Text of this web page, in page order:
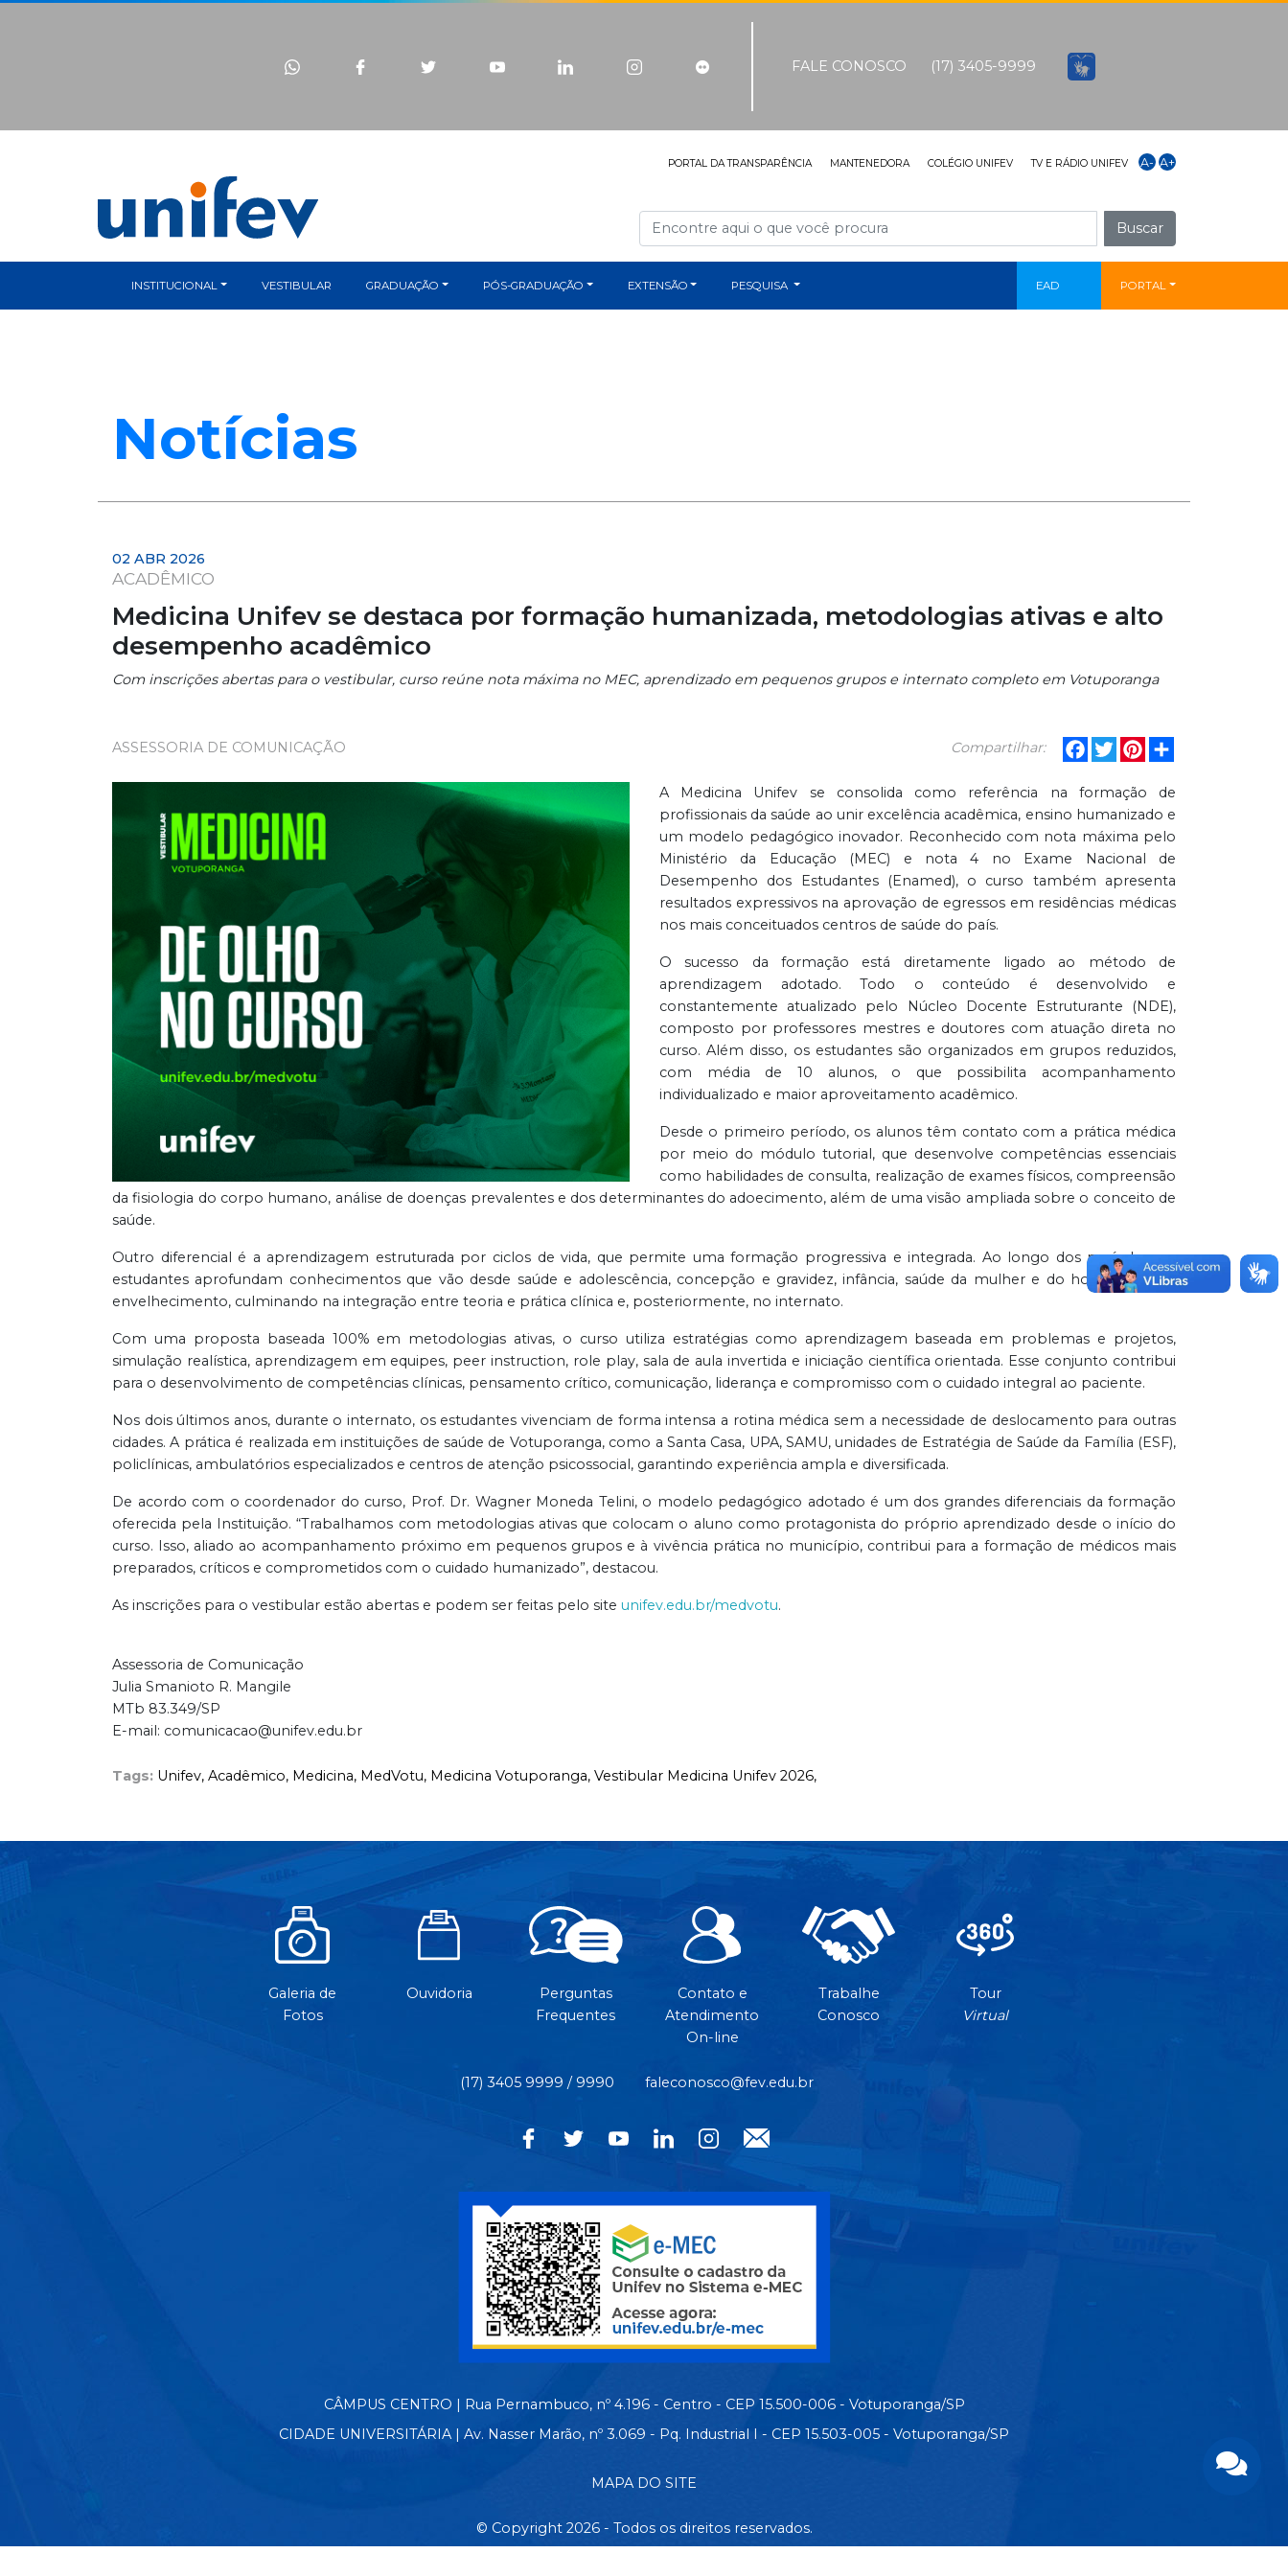
FALE CONOSCO (17) 3405-9999
PORTAL DA TRANSPARÊNCIA MANTENEDORA COLÉGIO UNIFEV TV E RÁDIO UNIFEV A- A+
Buscar
INSTITUCIONAL VESTIBULAR GRADUAÇÃO PÓS-GRADUAÇÃO EXTENSÃO PESQUISA EAD PORTAL
Notícias
02 ABR 2026
ACADÊMICO
Medicina Unifev se destaca por formação humanizada, metodologias ativas e alto
desempenho acadêmico
Com inscrições abertas para o vestibular, curso reúne nota máxima no MEC, aprendizado em pequenos grupos e internato completo em Votuporanga
Compartilhar: Facebook
TwitterPinterest
ASSESSORIA DE COMUNICAÇÃO
A Medicina Unifev se consolida como referência na formação de
profissionais da saúde ao unir excelência acadêmica, ensino humanizado e
um modelo pedagógico inovador. Reconhecido com nota máxima pelo
Ministério da Educação (MEC) e nota 4 no Exame Nacional de
Desempenho dos Estudantes (Enamed), o curso também apresenta
resultados expressivos na aprovação de egressos em residências médicas
nos mais conceituados centros de saúde do país.
O sucesso da formação está diretamente ligado ao método de
aprendizagem adotado. Todo o conteúdo é desenvolvido e
constantemente atualizado pelo Núcleo Docente Estruturante (NDE),
composto por professores mestres e doutores com atuação direta no
curso. Além disso, os estudantes são organizados em grupos reduzidos,
com média de 10 alunos, o que possibilita acompanhamento
individualizado e maior aproveitamento acadêmico.
Desde o primeiro período, os alunos têm contato com a prática médica
por meio do módulo tutorial, que desenvolve competências essenciais
como habilidades de consulta, realização de exames físicos, compreensão
da fisiologia do corpo humano, análise de doenças prevalentes e dos determinantes do adoecimento, além de uma visão ampliada sobre o conceito de
saúde.
Outro diferencial é a aprendizagem estruturada por ciclos de vida, que permite uma formação progressiva e integrada. Ao longo dos períodos, os
estudantes aprofundam conhecimentos que vão desde saúde e adolescência, concepção e gravidez, infância, saúde da mulher e do homem, até o
envelhecimento, culminando na integração entre teoria e prática clínica e, posteriormente, no internato.
Com uma proposta baseada 100% em metodologias ativas, o curso utiliza estratégias como aprendizagem baseada em problemas e projetos,
simulação realística, aprendizagem em equipes, peer instruction, role play, sala de aula invertida e iniciação científica orientada. Esse conjunto contribui
para o desenvolvimento de competências clínicas, pensamento crítico, comunicação, liderança e compromisso com o cuidado integral ao paciente.
Nos dois últimos anos, durante o internato, os estudantes vivenciam de forma intensa a rotina médica sem a necessidade de deslocamento para outras
cidades. A prática é realizada em instituições de saúde de Votuporanga, como a Santa Casa, UPA, SAMU, unidades de Estratégia de Saúde da Família (ESF),
policlínicas, ambulatórios especializados e centros de atenção psicossocial, garantindo experiência ampla e diversificada.
De acordo com o coordenador do curso, Prof. Dr. Wagner Moneda Telini, o modelo pedagógico adotado é um dos grandes diferenciais da formação
oferecida pela Instituição. “Trabalhamos com metodologias ativas que colocam o aluno como protagonista do próprio aprendizado desde o início do
curso. Isso, aliado ao acompanhamento próximo em pequenos grupos e à vivência prática no município, contribui para a formação de médicos mais
preparados, críticos e comprometidos com o cuidado humanizado”, destacou.
As inscrições para o vestibular estão abertas e podem ser feitas pelo site unifev.edu.br/medvotu.
Assessoria de Comunicação
Julia Smanioto R. Mangile
MTb 83.349/SP
E-mail: comunicacao@unifev.edu.br
Tags: Unifev, Acadêmico, Medicina, MedVotu, Medicina Votuporanga, Vestibular Medicina Unifev 2026,
Galeria de
Fotos
Ouvidoria
Perguntas
Frequentes
Contato e
Atendimento
On-line
Trabalhe
Conosco
Tour
Virtual
(17) 3405 9999 / 9990 faleconosco@fev.edu.br
CÂMPUS CENTRO | Rua Pernambuco, nº 4.196 - Centro - CEP 15.500-006 - Votuporanga/SP
CIDADE UNIVERSITÁRIA | Av. Nasser Marão, nº 3.069 - Pq. Industrial I - CEP 15.503-005 - Votuporanga/SP
MAPA DO SITE
© Copyright 2026 - Todos os direitos reservados.